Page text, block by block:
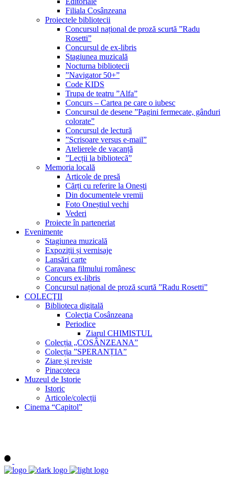
Filiala Cosânzeana
Proiectele bibliotecii
Concursul național de proză scurtă ”Radu
Rosetti”
Concursul de ex-libris
Stagiunea muzicală
Nocturna bibliotecii
”Navigator 50+”
Code KIDS
Trupa de teatru ”Alfa”
Concurs – Cartea pe care o iubesc
Concursul de desene ”Pagini fermecate, gânduri
colorate”
Concursul de lectură
”Scrisoare versus e-mail”
Atelierele de vacanță
”Lecții la bibliotecă”
Memoria locală
Articole de presă
Cărți cu referire la Onești
Din documentele vremii
Foto Oneștiul vechi
Vederi
Proiecte în parteneriat
Evenimente
Stagiunea muzicală
Expoziții și vernisaje
Lansări carte
Caravana filmului românesc
Concurs ex-libris
Concursul național de proză scurtă ”Radu Rosetti”
COLECŢII
Biblioteca digitală
Colecţia Cosânzeana
Periodice
Ziarul CHIMISTUL
Colecția „COSÂNZEANA”
Colecția ”SPERANȚIA”
Ziare și reviste
Pinacoteca
Muzeul de Istorie
Istoric
Articole/colecții
Cinema “Capitol”